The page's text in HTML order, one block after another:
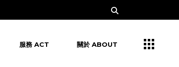
服務 ACT 關於 ABOUT